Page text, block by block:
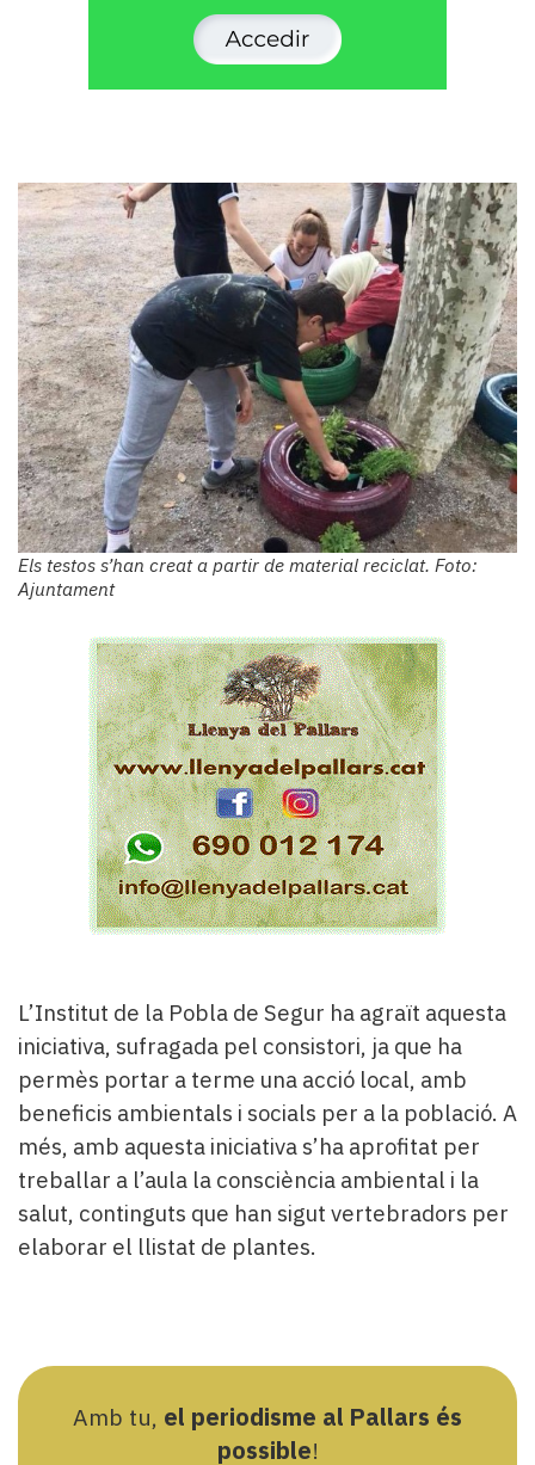
Els testos s’han creat a partir de material reciclat. Foto:
Ajuntament
L’Institut de la Pobla de Segur ha agraït aquesta
iniciativa, sufragada pel consistori, ja que ha
permès portar a terme una acció local, amb
beneficis ambientals i socials per a la població. A
més, amb aquesta iniciativa s’ha aprofitat per
treballar a l’aula la consciència ambiental i la
salut, continguts que han sigut vertebradors per
elaborar el llistat de plantes.
Amb tu, el periodisme al Pallars és
possible!